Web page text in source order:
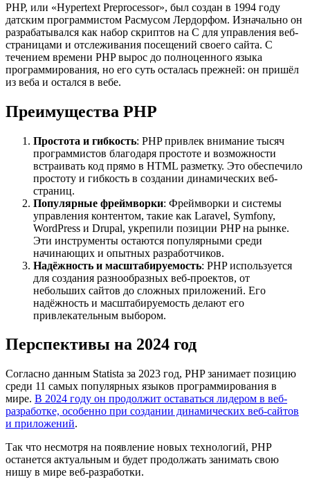
PHP, или «Hypertext Preprocessor», был создан в 1994 году
датским программистом Расмусом Лердорфом. Изначально он
разрабатывался как набор скриптов на C для управления веб-
страницами и отслеживания посещений своего сайта. С
течением времени PHP вырос до полноценного языка
программирования, но его суть осталась прежней: он пришёл
из веба и остался в вебе.
Преимущества PHP
Простота и гибкость: PHP привлек внимание тысяч
программистов благодаря простоте и возможности
встраивать код прямо в HTML разметку. Это обеспечило
простоту и гибкость в создании динамических веб-
страниц.
Популярные фреймворки: Фреймворки и системы
управления контентом, такие как Laravel, Symfony,
WordPress и Drupal, укрепили позиции PHP на рынке.
Эти инструменты остаются популярными среди
начинающих и опытных разработчиков.
Надёжность и масштабируемость: PHP используется
для создания разнообразных веб-проектов, от
небольших сайтов до сложных приложений. Его
надёжность и масштабируемость делают его
привлекательным выбором.
Перспективы на 2024 год
Согласно данным Statista за 2023 год, PHP занимает позицию
среди 11 самых популярных языков программирования в
мире. В 2024 году он продолжит оставаться лидером в веб-
разработке, особенно при создании динамических веб-сайтов
и приложений.
Так что несмотря на появление новых технологий, PHP
останется актуальным и будет продолжать занимать свою
нишу в мире веб-разработки.